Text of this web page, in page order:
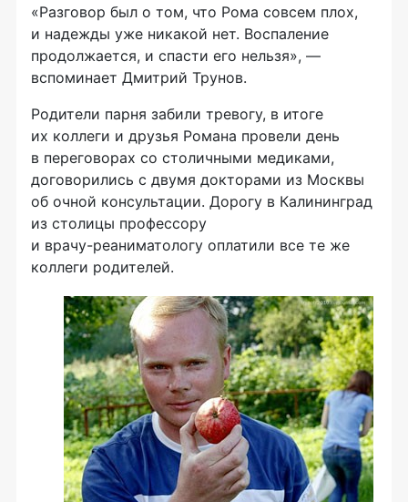
«Разговор был о том, что Рома совсем плох,
и надежды уже никакой нет. Воспаление
продолжается, и спасти его нельзя», —
вспоминает Дмитрий Трунов.
Родители парня забили тревогу, в итоге
их коллеги и друзья Романа провели день
в переговорах со столичными медиками,
договорились с двумя докторами из Москвы
об очной консультации. Дорогу в Калининград
из столицы профессору
и врачу-реаниматологу оплатили все те же
коллеги родителей.